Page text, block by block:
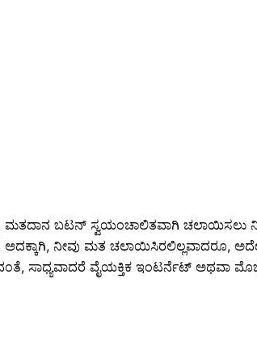
ಮತದಾನ ಬಟನ್ ಸ್ವಯಂಚಾಲಿತವಾಗಿ ಚಲಾಯಿಸಲು
ಅದಕ್ಕಾಗಿ, ನೀವು ಮತ ಚಲಾಯಿಸಿರಲಿಲ್ಲವಾದರೂ,
ಸಾಧ್ಯವಾದರೆ ವೈಯಕ್ತಿಕ ಇಂಟರ್ನೆಟ್ ಅಥವಾ